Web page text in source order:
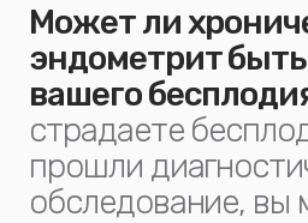
Может ли
эндометрит
вашего
страдаете
прошли
обследование, вы